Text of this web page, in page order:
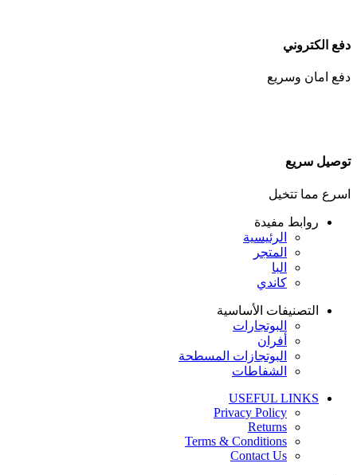
دفع الكتروني
دفع امان وسريع
توصيل سريع
اسرع مما تتخيل
روابط مفيدة
الرئيسية
المتجر
البا
كاندي
التصنيفات الأساسية
البوتجارات
أفران
البوتجازات المسطحة
الشفاطات
USEFUL LINKS
Privacy Policy
Returns
Terms & Conditions
Contact Us